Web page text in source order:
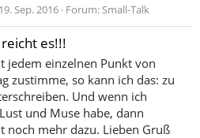
19. Sep. 2016 Forum:Small-Talk
es!!!
jedem einzelnen Punkt von
zustimme, so kann ich das: zu
Und wenn ich
und Muse habe, dann
noch mehr dazu. Lieben Gruß